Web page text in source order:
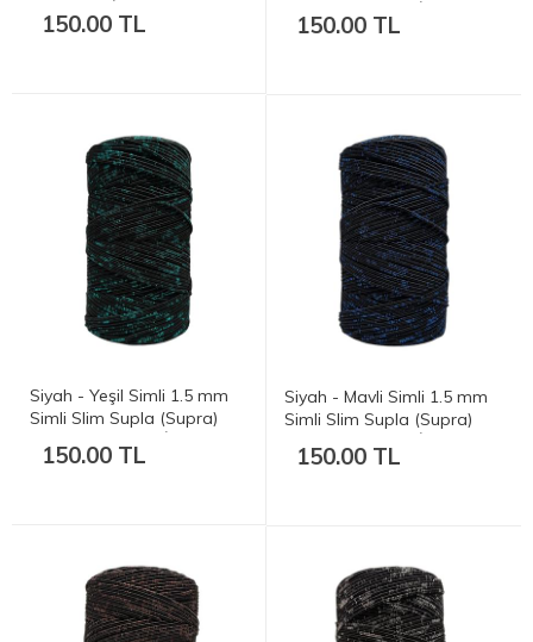
200 mt.
150.00 TL
200 gr. 200 mt.
150.00 TL
Siyah - Yeşil Simli 1.5 mm
Simli Slim Supla (Supra)
200 gr. 200 mt.
150.00 TL
Siyah - Mavli Simli 1.5 mm
Simli Slim Supla (Supra)
200 gr. 200 mt.
150.00 TL